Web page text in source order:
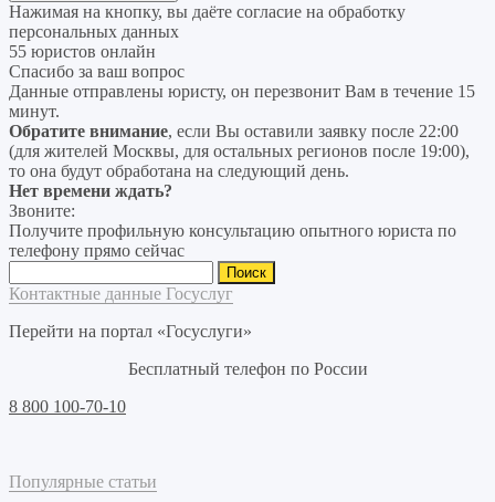
Нажимая на кнопку, вы даёте согласие на обработку
персональных данных
55 юристов онлайн
Спасибо за ваш вопрос
Данные отправлены юристу, он перезвонит Вам в течение 15
минут.
Обратите внимание, если Вы оставили заявку после 22:00
(для жителей Москвы, для остальных регионов после 19:00),
то она будут обработана на следующий день.
Нет времени ждать?
Звоните:
Получите профильную консультацию опытного юриста по
телефону прямо сейчас
Контактные данные Госуслуг
Перейти на портал «Госуслуги»
Бесплатный телефон по России
8 800 100-70-10
Популярные статьи